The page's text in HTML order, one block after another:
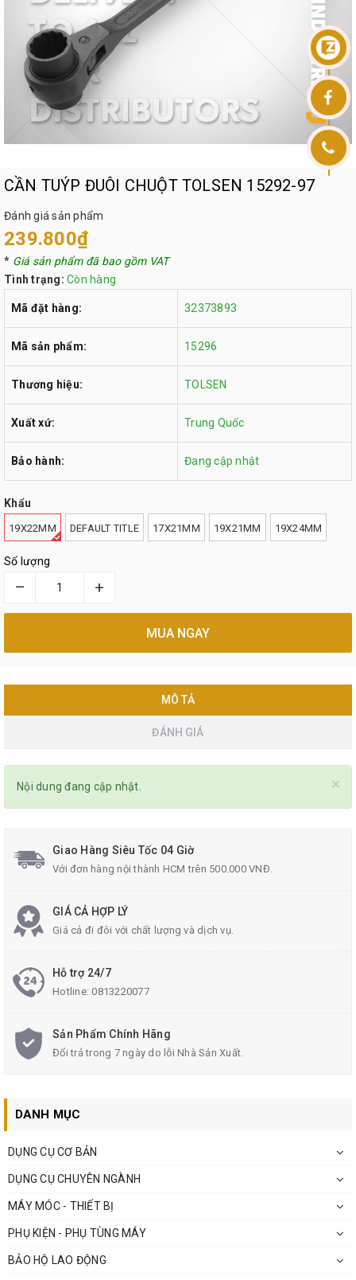
CẦN TUÝP ĐUÔI CHUỘT TOLSEN 15292-97
Đánh giá sản phẩm
239.800₫
* Giá sản phẩm đã bao gồm VAT
Tình trạng: Còn hàng
Mã đặt hàng: 32373893
Mã sản phẩm: 15296
Thương hiệu: TOLSEN
Xuất xứ: Trung Quốc
Bảo hành: Đang cập nhật
Khẩu
19X22MM DEFAULT TITLE 17X21MM 19X21MM 19X24MM
Số lượng
– +
MUA NGAY
MÔ TẢ
ĐÁNH GIÁ
×
Nội dung đang cập nhật.
Giao Hàng Siêu Tốc 04 Giờ
Với đơn hàng nội thành HCM trên 500.000 VNĐ.
GIÁ CẢ HỢP LÝ
Giá cả đi đôi với chất lượng và dịch vụ.
Hỗ trợ 24/7
Hotline:0813220077
Sản Phẩm Chính Hãng
Đổi trả trong 7 ngày do lỗi Nhà Sản Xuất.
DANH MỤC
DỤNG CỤ CƠ BẢN
DỤNG CỤ CHUYÊN NGÀNH
MÁY MÓC - THIẾT BỊ
PHỤ KIỆN - PHỤ TÙNG MÁY
BẢO HỘ LAO ĐỘNG